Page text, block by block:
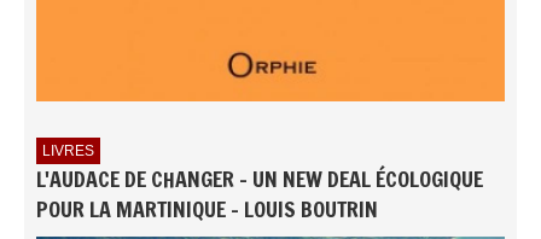
LIVRES
L'AUDACE DE CHANGER - UN NEW DEAL ÉCOLOGIQUE
POUR LA MARTINIQUE - LOUIS BOUTRIN